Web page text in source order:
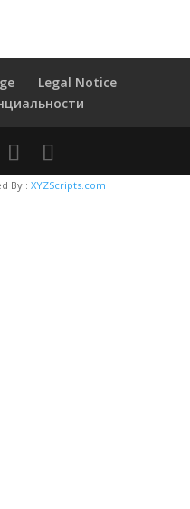
Legal Notice
By : XYZScripts.com